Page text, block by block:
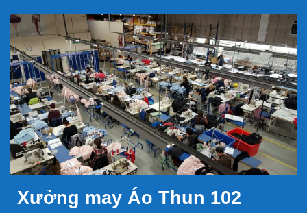
Xưởng may Áo Thun 102